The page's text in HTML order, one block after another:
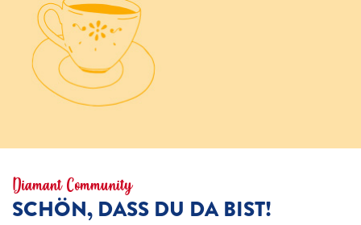
Diamant Community
SCHÖN, DASS DU DA BIST!